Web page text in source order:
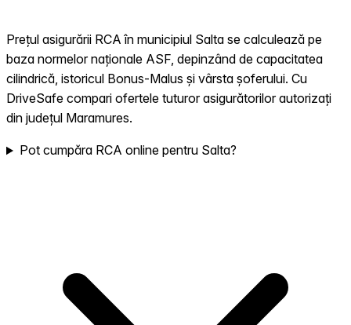
Prețul asigurării RCA în municipiul Salta se calculează pe
baza normelor naționale ASF, depinzând de capacitatea
cilindrică, istoricul Bonus-Malus și vârsta șoferului. Cu
DriveSafe compari ofertele tuturor asigurătorilor autorizați
din județul Maramures.
Pot cumpăra RCA online pentru Salta?